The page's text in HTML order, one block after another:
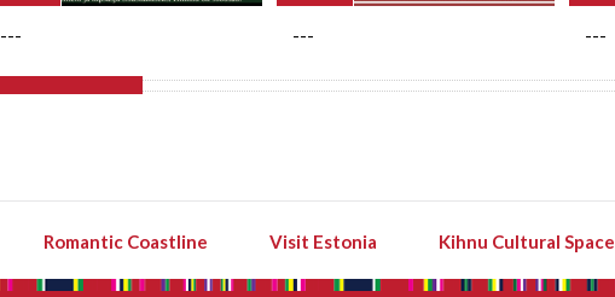
--- --- ---
Romantic Coastline Visit Estonia Kihnu Cultural Space